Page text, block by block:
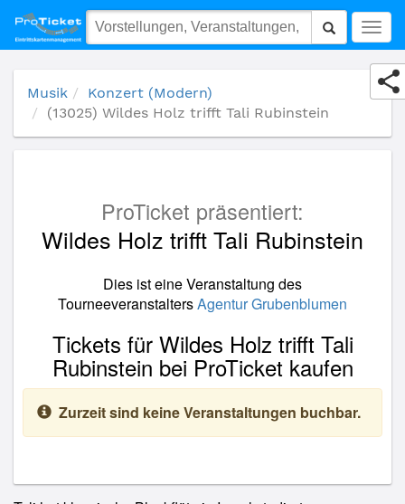
(13025) Wildes Holz trifft Tali Rubinstein
Musik
Konzert (Modern)
(13025) Wildes Holz trifft Tali Rubinstein
ProTicket präsentiert:
Wildes Holz trifft Tali Rubinstein
Dies ist eine Veranstaltung des
TourneeveranstaltersAgentur Grubenblumen
Tickets für Wildes Holz trifft Tali
Rubinstein bei ProTicket kaufen
Zurzeit sind keine Veranstaltungen buchbar.